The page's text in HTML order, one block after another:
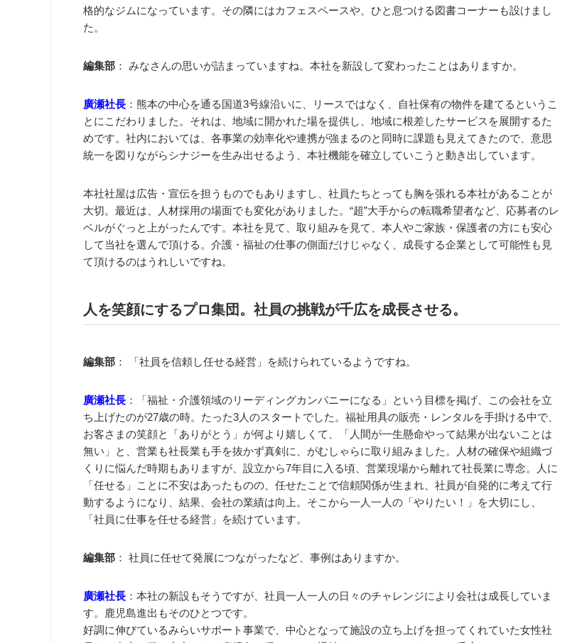
格的なジムになっています。その隣にはカフェスペースや、ひと息つける図書コーナーも設けまし
た。
編集部 ： みなさんの思いが詰まっていますね。本社を新設して変わったことはありますか。
廣瀬社長 ：熊本の中心を通る国道3号線沿いに、リースではなく、自社保有の物件を建てるというこ
とにこだわりました。それは、地域に開かれた場を提供し、地域に根差したサービスを展開するた
めです。社内においては、各事業の効率化や連携が強まるのと同時に課題も見えてきたので、意思
統一を図りながらシナジーを生み出せるよう、本社機能を確立していこうと動き出しています。
本社社屋は広告・宣伝を担うものでもありますし、社員たちとっても胸を張れる本社があることが
大切。最近は、人材採用の場面でも変化がありました。“超”大手からの転職希望者など、応募者のレ
ベルがぐっと上がったんです。本社を見て、取り組みを見て、本人やご家族・保護者の方にも安心
して当社を選んで頂ける。介護・福祉の仕事の側面だけじゃなく、成長する企業として可能性も見
て頂けるのはうれしいですね。
人を笑顔にするプロ集団。社員の挑戦が千広を成長させる。
編集部 ： 「社員を信頼し任せる経営」を続けられているようですね。
廣瀬社長 ：「福祉・介護領域のリーディングカンパニーになる」という目標を掲げ、この会社を立
ち上げたのが27歳の時。たった3人のスタートでした。福祉用具の販売・レンタルを手掛ける中で、
お客さまの笑顔と「ありがとう」が何より嬉しくて、「人間が一生懸命やって結果が出ないことは
無い」と、営業も社長業も手を抜かず真剣に、がむしゃらに取り組みました。人材の確保や組織づ
くりに悩んだ時期もありますが、設立から7年目に入る頃、営業現場から離れて社長業に専念。人に
「任せる」ことに不安はあったものの、任せたことで信頼関係が生まれ、社員が自発的に考えて行
動するようになり、結果、会社の業績は向上。そこから一人一人の「やりたい！」を大切にし、
「社員に仕事を任せる経営」を続けています。
編集部 ： 社員に任せて発展につながったなど、事例はありますか。
廣瀬社長 ：本社の新設もそうですが、社員一人一人の日々のチャレンジにより会社は成長していま
す。鹿児島進出もそのひとつです。
好調に伸びているみらいサポート事業で、中心となって施設の立ち上げを担ってくれていた女性社